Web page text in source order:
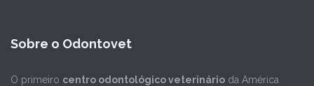
Sobre o Odontovet
O primeiro centro odontológico veterinário da América